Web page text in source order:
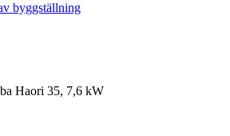
byggställning
Haori 35, 7,6 kW